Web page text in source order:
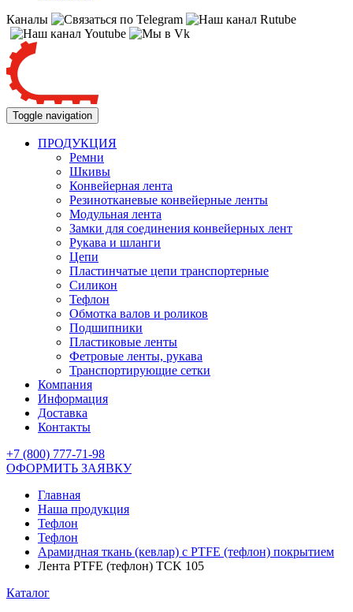
Каналы
Toggle navigation
ПРОДУКЦИЯ
Ремни
Шкивы
Конвейерная лента
Резинотканевые конвейерные ленты
Модульная лента
Замки для соединения конвейерных лент
Рукава и шланги
Цепи
Пластинчатые цепи транспортерные
Силикон
Тефлон
Обмотка валов и роликов
Подшипники
Пластиковые ленты
Фетровые ленты, рукава
Транспортирующие сетки
Компания
Информация
Доставка
Контакты
+7 (800) 777-71-98
ОФОРМИТЬ ЗАЯВКУ
Главная
Наша продукция
Тефлон
Тефлон
Арамидная ткань (кевлар) с PTFE (тефлон) покрытием
Лента PTFE (тефлон) TCK 105
Каталог